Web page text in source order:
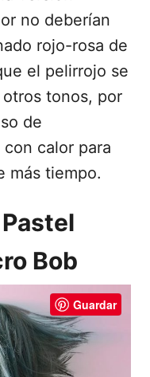
no deberían
rojo-rosa de
el pelirrojo se
tonos, por
de
calor para
más tiempo.
Bob
Guardar